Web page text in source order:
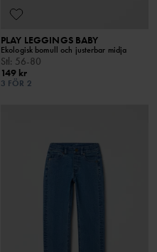
PLAY LEGGINGS BABY
Ekologisk bomull och justerbar midja
Stl : 56-80
149 kr
3 FÖR 2